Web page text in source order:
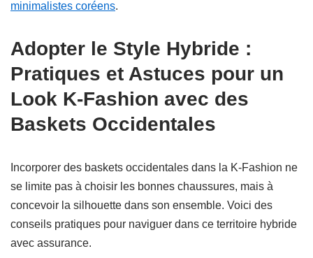
minimalistes coréens.
Adopter le Style Hybride :
Pratiques et Astuces pour un
Look K-Fashion avec des
Baskets Occidentales
Incorporer des baskets occidentales dans la K-Fashion ne
se limite pas à choisir les bonnes chaussures, mais à
concevoir la silhouette dans son ensemble. Voici des
conseils pratiques pour naviguer dans ce territoire hybride
avec assurance.